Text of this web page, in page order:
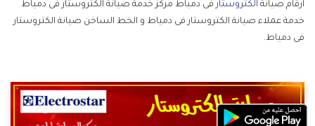
ارقام صيانة الكتروستار فى دمياط مركز خدمة صيانة الكتروستار فى دمياط
خدمة عملاء صيانة الكتروستار فى دمياط و الخط الساخن صيانة الكتروستار
فى دمياط.